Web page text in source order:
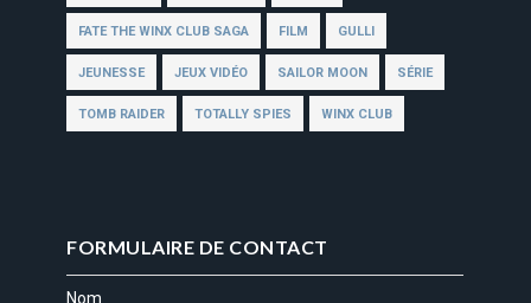
FATE THE WINX CLUB SAGA FILM GULLI
JEUNESSE JEUX VIDÉO SAILOR MOON SÉRIE
TOMB RAIDER TOTALLY SPIES WINX CLUB
FORMULAIRE DE CONTACT
Nom